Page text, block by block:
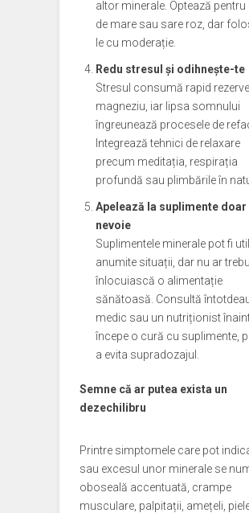
altor minerale. Optează pentru
de mare sau sare roz, dar
le cu moderație.
Redu stresul și odihnește-te
Stresul consumă rapid
magneziu, iar lipsa somnului
îngreunează procesele de
Integrează tehnici de relaxare
precum meditația, respirația
profundă sau plimbările în
Apelează la suplimente doar
nevoie
Suplimentele minerale pot fi
anumite situații, dar nu ar
înlocuiască o alimentație
sănătoasă. Consultă
medic sau un nutriționist
începe o cură cu suplimente,
a evita supradozajul.
Semne că ar putea exista un
dezechilibru
Printre simptomele care pot
sau excesul unor minerale se
oboseală accentuată, crampe
musculare, palpitații, amețeli,